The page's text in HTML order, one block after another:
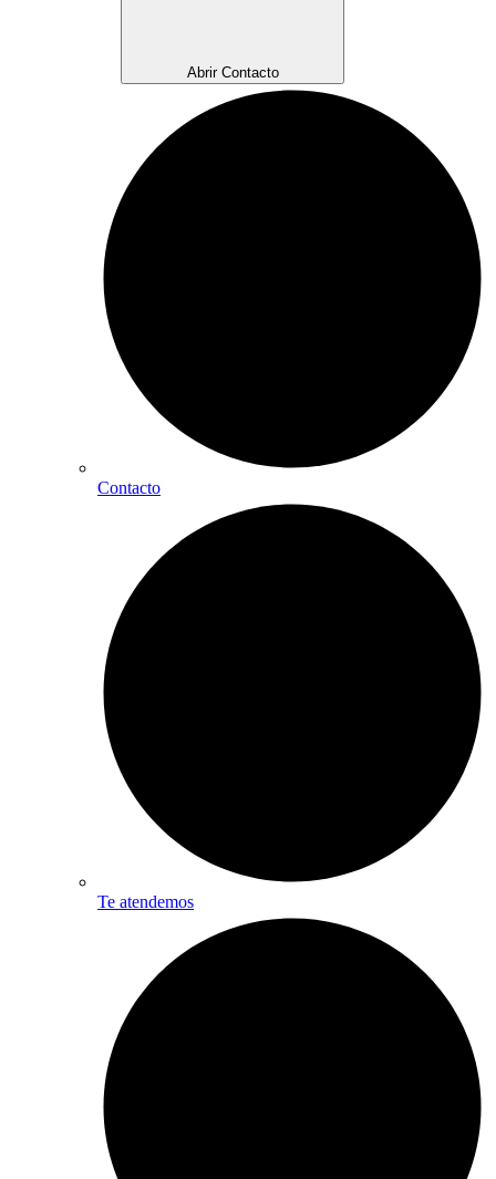
Abrir Contacto
Contacto
Te atendemos